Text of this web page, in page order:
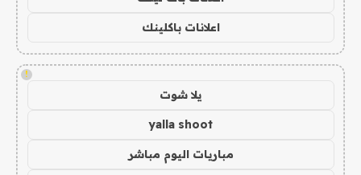
اعلانات باكلينك
!
يلا شوت
yalla shoot
مباريات اليوم مباشر